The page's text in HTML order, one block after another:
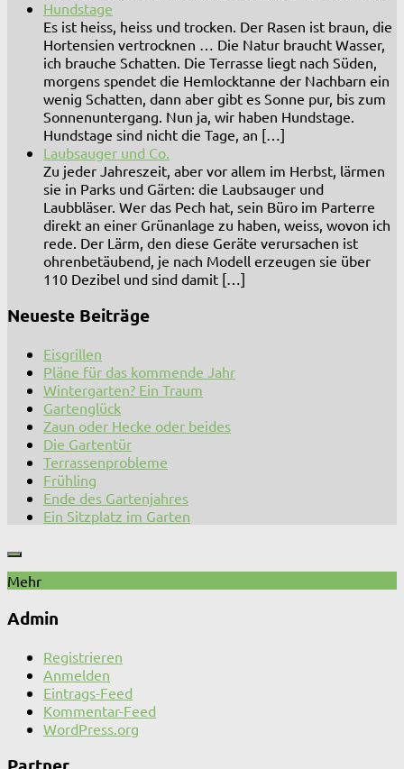
Hundstage
Es ist heiss, heiss und trocken. Der Rasen ist braun, die
Hortensien vertrocknen … Die Natur braucht Wasser,
ich brauche Schatten. Die Terrasse liegt nach Süden,
morgens spendet die Hemlocktanne der Nachbarn ein
wenig Schatten, dann aber gibt es Sonne pur, bis zum
Sonnenuntergang. Nun ja, wir haben Hundstage.
Hundstage sind nicht die Tage, an […]
Laubsauger und Co.
Zu jeder Jahreszeit, aber vor allem im Herbst, lärmen
sie in Parks und Gärten: die Laubsauger und
Laubbläser. Wer das Pech hat, sein Büro im Parterre
direkt an einer Grünanlage zu haben, weiss, wovon ich
rede. Der Lärm, den diese Geräte verursachen ist
ohrenbetäubend, je nach Modell erzeugen sie über
110 Dezibel und sind damit […]
Neueste Beiträge
Eisgrillen
Pläne für das kommende Jahr
Wintergarten? Ein Traum
Gartenglück
Zaun oder Hecke oder beides
Die Gartentür
Terrassenprobleme
Frühling
Ende des Gartenjahres
Ein Sitzplatz im Garten
Mehr
Admin
Registrieren
Anmelden
Eintrags-Feed
Kommentar-Feed
WordPress.org